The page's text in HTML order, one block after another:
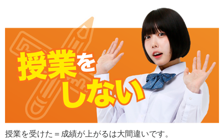
授業を受けた＝成績が上がるは大間違いです。